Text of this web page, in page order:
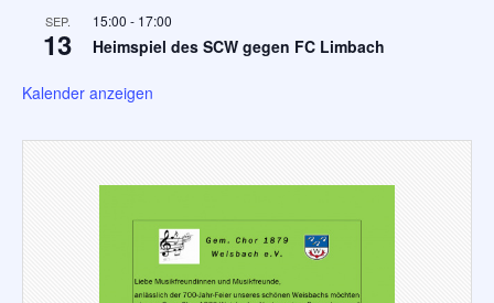
SEP.
13
15:00 - 17:00
Heimspiel des SCW gegen FC Limbach
Kalender anzeigen